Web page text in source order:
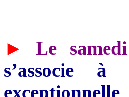
►
Le
s’associe